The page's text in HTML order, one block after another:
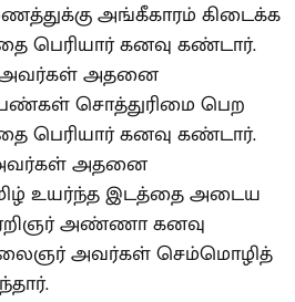
அங்கீகாரம் கிடைக்க
பெரியார் கனவு கண்டார்.
அதனை
சொத்துரிமை பெற
பெரியார் கனவு கண்டார்.
அதனை
உயர்ந்த இடத்தை அடைய
அண்ணா கனவு
அவர்கள் செம்மொழித்